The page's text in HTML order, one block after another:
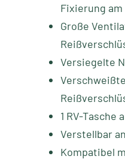
Fixierung
Große
Versiegelte
1 RV-Tasche
Verstellbar
Kompatibel